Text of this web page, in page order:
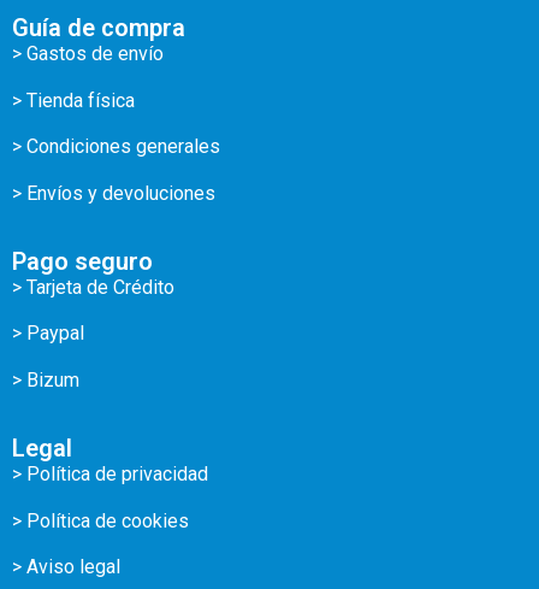
Guía de compra
> Gastos de envío
> Tienda física
> Condiciones generales
> Envíos y devoluciones
Pago seguro
> Tarjeta de Crédito
> Paypal
> Bizum
Legal
> Política de privacidad
> Política de cookies
> Aviso legal